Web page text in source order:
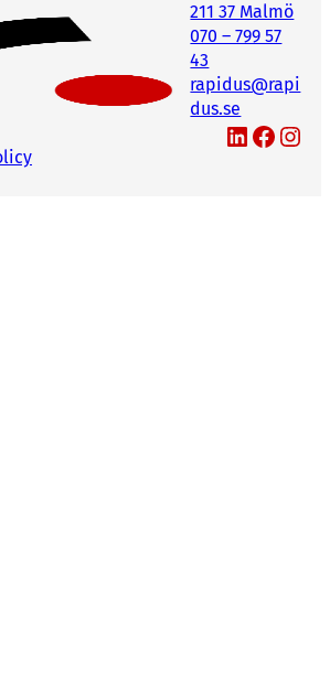
211 37 Malmö
070 – 799 57
43
rapidus@rapi
dus.se
LinkedIn Facebook Instagram